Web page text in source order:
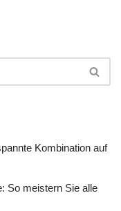
Kombination auf
So meistern Sie alle